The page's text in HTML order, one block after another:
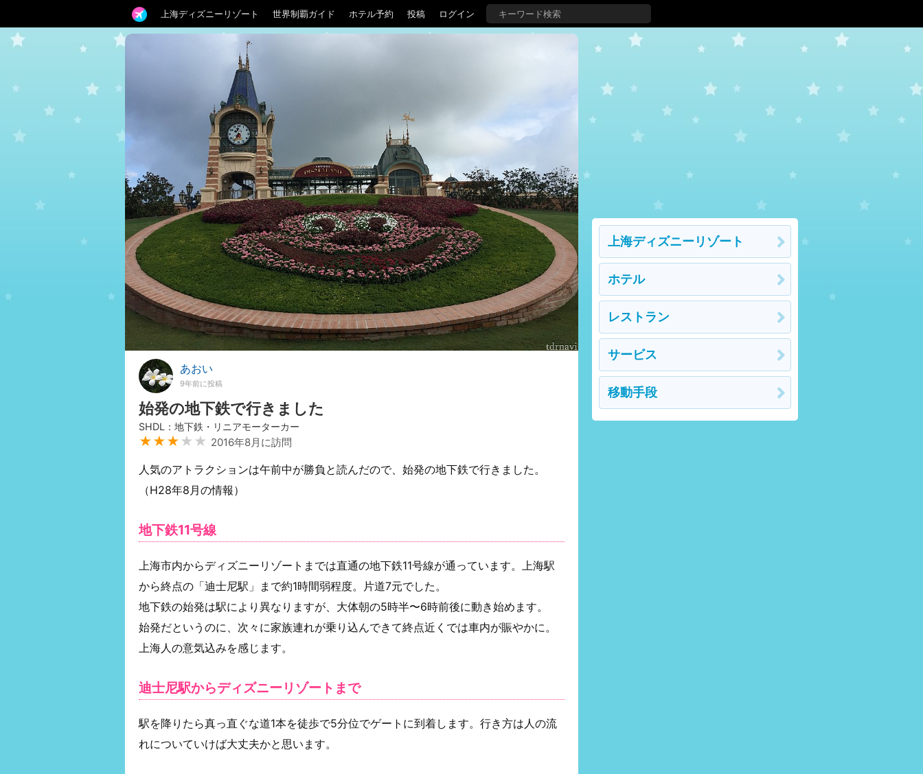
上海ディズニーリゾート 世界制覇ガイド ホテル予約 投稿 ログイン
あおい
9年前に投稿
始発の地下鉄で行きました
SHDL：地下鉄・リニアモーターカー
★★★ ★★ 2016年8月に訪問
人気のアトラクションは午前中が勝負と読んだので、始発の地下鉄で行きました。
（H28年8月の情報）
地下鉄11号線
上海市内からディズニーリゾートまでは直通の地下鉄11号線が通っています。上海駅
から終点の「迪士尼駅」まで約1時間弱程度。片道7元でした。
地下鉄の始発は駅により異なりますが、大体朝の5時半〜6時前後に動き始めます。
始発だというのに、次々に家族連れが乗り込んできて終点近くでは車内が賑やかに。
上海人の意気込みを感じます。
迪士尼駅からディズニーリゾートまで
駅を降りたら真っ直ぐな道1本を徒歩で5分位でゲートに到着します。行き方は人の流
れについていけば大丈夫かと思います。
上海ディズニーリゾート
ホテル
レストラン
サービス
移動手段